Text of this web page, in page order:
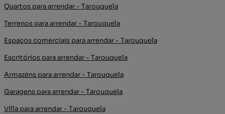
Quartos para arrendar - Tarouquela
Terrenos para arrendar - Tarouquela
Espaços comerciais para arrendar - Tarouquela
Escritórios para arrendar - Tarouquela
Armazéns para arrendar - Tarouquela
Garagens para arrendar - Tarouquela
Villa para arrendar - Tarouquela